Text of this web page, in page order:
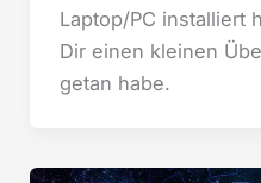
Laptop/PC installiert
Dir einen kleinen
getan habe.